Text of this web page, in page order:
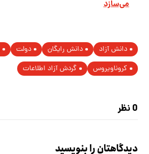
می‌سازد
دانش آزاد دانش رایگان دولت
کروناویروس
گردش آزاد اطلاعات
0 نظر
دیدگاهتان را بنویسید